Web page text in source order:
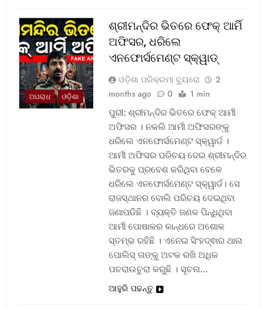
ଅପରାଧ ଓଡ଼ିଶା
ଶ୍ରୀମନ୍ଦିର ଭିତରେ ଫେକ୍ ଆର୍ମି
ଅଫିସର, ଧରିଲେ
ଏନଫୋର୍ସମେଣ୍ଟ ସ୍କ୍ୱାଡ୍‌
ଓଡ଼ିଶା ପରିକ୍ରମା ବ୍ୟୁରୋ
2
months ago
0 1 min
ପୁରୀ: ଶ୍ରୀମନ୍ଦିର ଭିତରେ ଫେକ୍ ଆର୍ମୀ
ଅଫିସର । ନକଲି ଆର୍ମୀ ଅଫିସରଙ୍କୁ
ଧରିଲେ ଏନଫୋର୍ସମେଣ୍ଟ ସ୍କ୍ୱାର୍ଡ ।
ଆର୍ମୀ ଅଫିସର ପରିଚୟ ଦେଇ ଶ୍ରୀମନ୍ଦିର
ଭିତରକୁ ପ୍ରବେଶ କରିଥିବା ବେଳେ
ଧରିଲେ ଏନଫୋର୍ସମେଣ୍ଟ ସ୍କ୍ୱାର୍ଡ। ସେ
ରାଜସ୍ଥାନର ବୋଲି ପରିଚୟ ଦେଇଥିବା
ଜଣାପଡିଛି । ବ୍ୟକ୍ତି ଜଣକ ପିନ୍ଧିଥିବା
ଆର୍ମୀ ପୋଷାକର କାନ୍ଧରେ ଅଶୋକ
ସ୍ତମ୍ଭ ରହିଛି । ଏନେଇ ସିଂହଦ୍ଵାର ଥାନା
ପୋଲିସ୍ ତାଙ୍କୁ ଅଟକ ରଖି ଅଧିକ
ପଚରାଉଚୁରା କରୁଛି । ସୂଚନା…
ଆହୁରି ପଢନ୍ତୁ